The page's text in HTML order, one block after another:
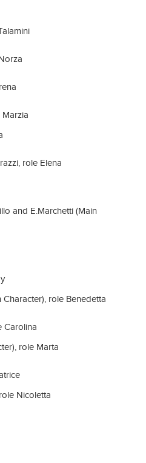
role Elena
and E.Marchetti (Main
Character), role Benedetta
Carolina
role Marta
Nicoletta